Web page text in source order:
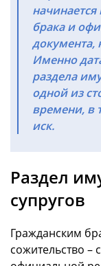
брака и
документа,
Именно
раздела
одной из
времени, в
иск.
Раздел
супругов
Гражданским
сожительство –